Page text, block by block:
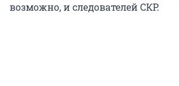
возможно, и следователей СКР.